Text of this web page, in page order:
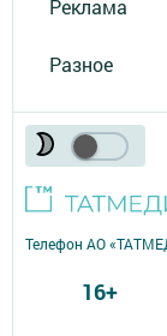
Реклама
Разное
Телефон АО
16+